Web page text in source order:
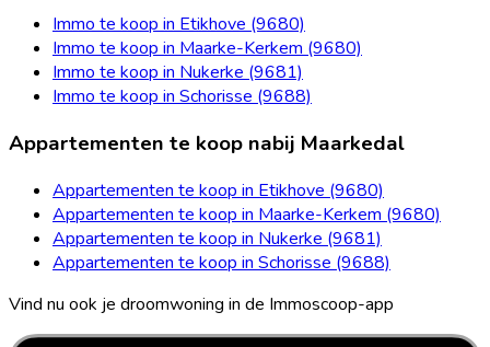
Immo te koop in Etikhove (9680)
Immo te koop in Maarke-Kerkem (9680)
Immo te koop in Nukerke (9681)
Immo te koop in Schorisse (9688)
Appartementen te koop nabij Maarkedal
Appartementen te koop in Etikhove (9680)
Appartementen te koop in Maarke-Kerkem (9680)
Appartementen te koop in Nukerke (9681)
Appartementen te koop in Schorisse (9688)
Vind nu ook je droomwoning in de Immoscoop-app